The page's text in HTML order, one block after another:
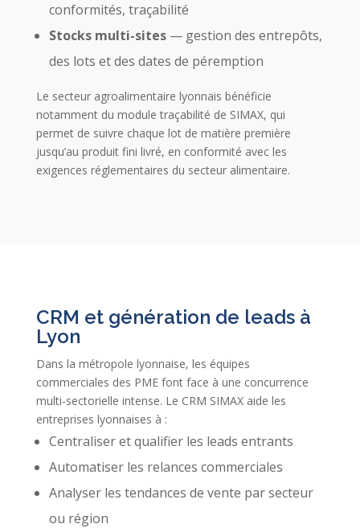
conformités, traçabilité
Stocks multi-sites— gestion des entrepôts,
des lots et des dates de péremption
Le secteur agroalimentaire lyonnais bénéficie
notamment du module traçabilité de SIMAX, qui
permet de suivre chaque lot de matière première
jusqu’au produit fini livré, en conformité avec les
exigences réglementaires du secteur alimentaire.
CRM et génération de leads à
Lyon
Dans la métropole lyonnaise, les équipes
commerciales des PME font face à une concurrence
multi-sectorielle intense. Le CRM SIMAX aide les
entreprises lyonnaises à :
Centraliser et qualifier les leads entrants
Automatiser les relances commerciales
Analyser les tendances de vente par secteur
ou région